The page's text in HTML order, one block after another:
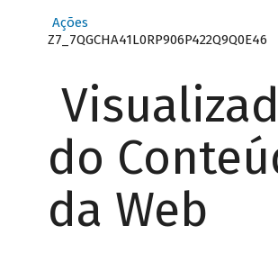
Ações
Z7_7QGCHA41L0RP906P422Q9Q0E46
do
da Web